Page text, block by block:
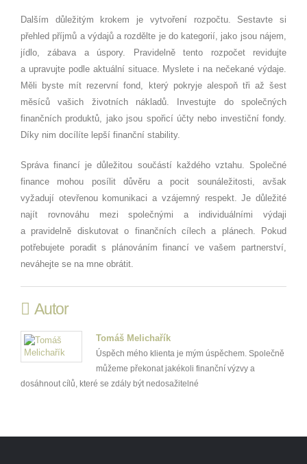
Dalším důležitým krokem je vytvoření rozpočtu. Sestavte si
přehled příjmů a výdajů a rozdělte je do kategorií, jako jsou nájem,
jídlo, zábava a úspory. Pravidelně tento rozpočet revidujte
a upravujte podle aktuální situace. Myslete i na nečekané výdaje.
Měli byste mít rezervní fond, který pokryje alespoň tři až šest
měsíců vašich životních nákladů. Investujte do společných
finančních produktů, jako jsou spořicí účty nebo investiční fondy.
Díky nim docílíte lepší finanční stability.
Správa financí je důležitou součástí každého vztahu. Společné
finance mohou posílit důvěru a pocit sounáležitosti, avšak
vyžadují otevřenou komunikaci a vzájemný respekt. Je důležité
najít rovnováhu mezi společnými a individuálními výdaji
a pravidelně diskutovat o finančních cílech a plánech. Pokud
potřebujete poradit s plánováním financí ve vašem partnerství,
neváhejte se na mne obrátit.
Autor
Tomáš Melichařík
Úspěch mého klienta je mým úspěchem. Společně
můžeme překonat jakékoli finanční výzvy a
dosáhnout cílů, které se zdály být nedosažitelné